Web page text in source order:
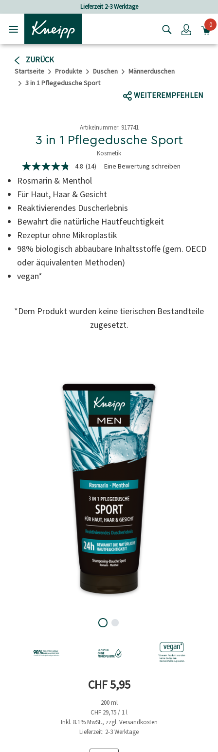
Login0
ZURÜCK
Startseite Produkte Duschen
Männerduschen
3 in 1 Pflegedusche Sport
WEITEREMPFEHLEN
Artikelnummer: 917741
3 in 1 Pflegedusche Sport
Kosmetik
5 von 5 Sternen
4.8
von
5
Sternen,
durchschnittlicher
Bewertungswert.
Read
14
Reviews.
Link
zur
Seite.
4.8 (14) Eine Bewertung schreiben
Rosmarin & Menthol
Für Haut, Haar & Gesicht
Reaktivierendes Duscherlebnis
Bewahrt die natürliche Hautfeuchtigkeit
Rezeptur ohne Mikroplastik
98% biologisch abbaubare Inhaltsstoffe (gem. OECD
oder äquivalenten Methoden)
vegan*
*Dem Produkt wurden keine tierischen Bestandteile
zugesetzt.
Aktueller Preis
CHF 5,95
200 ml
CHF 29,75 / 1 l
Inkl. 8.1% MwSt., zzgl. Versandkosten
Lieferzeit: 2-3 Werktage